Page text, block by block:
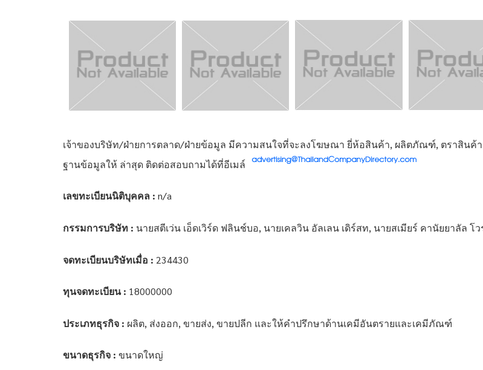
เจ้าของบริษัท/ฝ่ายการตลาด/ฝ่ายข้อมูล มีความสนใจที่จะลงโฆษณา ยี่ห้อสินค้า, ผลิตภัณฑ์, ตราสินค้
ฐานข้อมูลให้ ล่าสุด ติดต่อสอบถามได้ที่อีเมล์
เลขทะเบียนนิติบุคคล : n/a
กรรมการบริษัท : นายสตีเว่น เอ็ดเวิร์ด ฟลินช์บอ, นายเคลวิน อัลเลน เดิร์สท, นายสเมียร์ คานัยยาลัล โว
จดทะเบียนบริษัทเมื่อ : 234430
ทุนจดทะเบียน : 18000000
ประเภทธุรกิจ : ผลิต, ส่งออก, ขายส่ง, ขายปลีก และให้คำปรึกษาด้านเคมีอันตรายและเคมีภัณฑ์
ขนาดธุรกิจ : ขนาดใหญ่